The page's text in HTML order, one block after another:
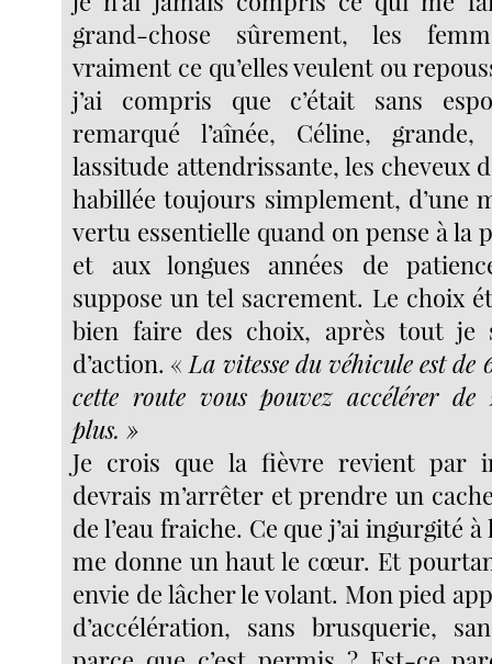
grand-chose sûrement, les
vraiment ce qu’elles veulent ou
j’ai compris que c’était sans
remarqué l’aînée, Céline, grande,
lassitude attendrissante, les cheveux
habillée toujours simplement, d’une
vertu essentielle quand on pense à la
et aux longues années de
suppose un tel sacrement. Le choix
bien faire des choix, après tout je
d’action. « La vitesse du véhicule est
cette route vous pouvez accélérer de
plus. »
Je crois que la fièvre revient par
devrais m’arrêter et prendre un
de l’eau fraiche. Ce que j’ai ingurgité
me donne un haut le cœur. Et
envie de lâcher le volant. Mon pied
d’accélération, sans brusquerie,